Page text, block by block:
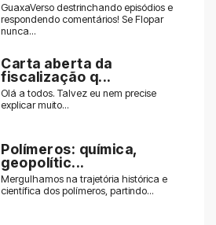
GuaxaVerso destrinchando episódios e
respondendo comentários! Se Flopar
nunca...
Carta aberta da
fiscalização q...
Olá a todos. Talvez eu nem precise
explicar muito...
Polímeros: química,
geopolític...
Mergulhamos na trajetória histórica e
científica dos polímeros, partindo...